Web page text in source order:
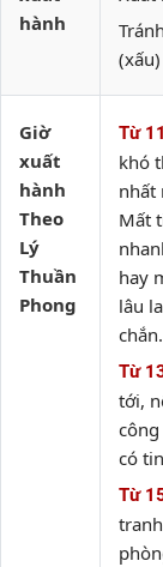
hành
(xấu)
Giờ
xuất
hành
Theo
Lý
Thuần
Phong
Từ
khó
nhất
Mất
hay
lâu
chắn.
Từ
tới,
có
Từ